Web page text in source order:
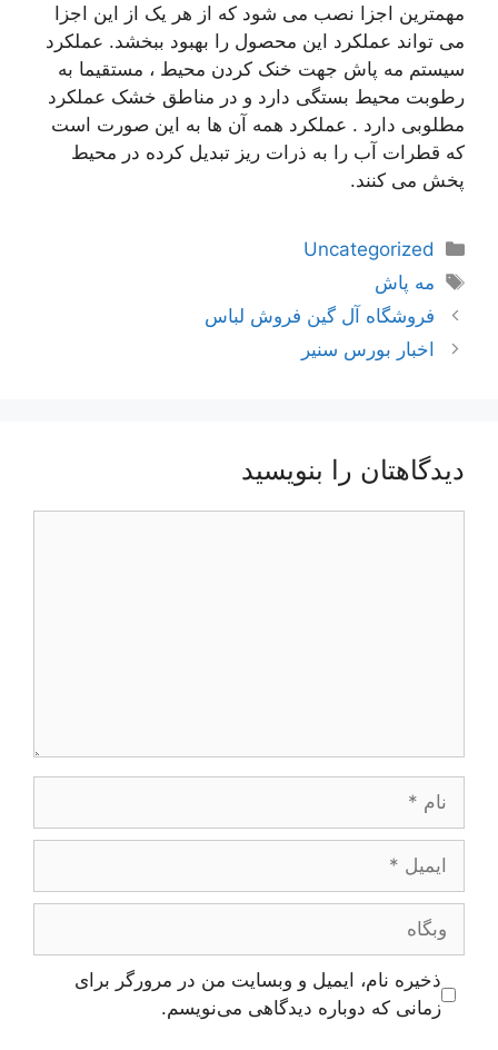
مهمترین اجزا نصب می شود که از هر یک از این اجزا
می تواند عملکرد این محصول را بهبود ببخشد. عملکرد
سيستم مه پاش جهت خنک کردن محیط ، مستقيما به
رطوبت محيط بستگی دارد و در مناطق خشک عملکرد
مطلوبی دارد . عملکرد همه آن ها به این صورت است
که قطرات آب را به ذرات ریز تبدیل کرده در محیط
پخش می کنند.
دسته‌ها
Uncategorized
برچسب‌ها
مه پاش
ناوبری
نوشته‌ها
فروشگاه آل گین فروش لباس
اخبار بورس سنیر
دیدگاهتان را بنویسید
ایمیل
وبگاه
ذخیره نام، ایمیل و وبسایت من در مرورگر برای
زمانی که دوباره دیدگاهی می‌نویسم.